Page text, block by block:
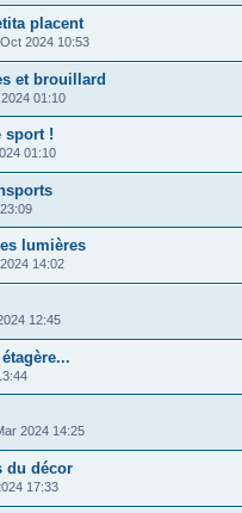
placent
2024 10:53
et brouillard
01:10
sport !
01:10
lumières
14:02
12:45
2024 14:25
du décor
17:33